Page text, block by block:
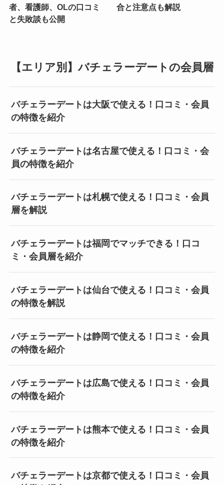
者、看護師、OLの口コミ
と失敗談も公開
合と注意点も解説
【エリア別】バチェラーデートの会員層
バチェラーデートは大阪で使える！口コミ・会員
の特徴を紹介
バチェラーデートは名古屋で使える！口コミ・会
員の特徴を紹介
バチェラーデートは札幌で使える！口コミ・会員
層を解説
バチェラーデートは福岡でマッチできる！口コ
ミ・会員層を紹介
バチェラーデートは仙台で使える！口コミ・会員
の特徴を解説
バチェラーデートは静岡で使える！口コミ・会員
の特徴を紹介
バチェラーデートは広島で使える！口コミ・会員
の特徴を紹介
バチェラーデートは熊本で使える！口コミ・会員
の特徴を紹介
バチェラーデートは京都で使える！口コミ・会員